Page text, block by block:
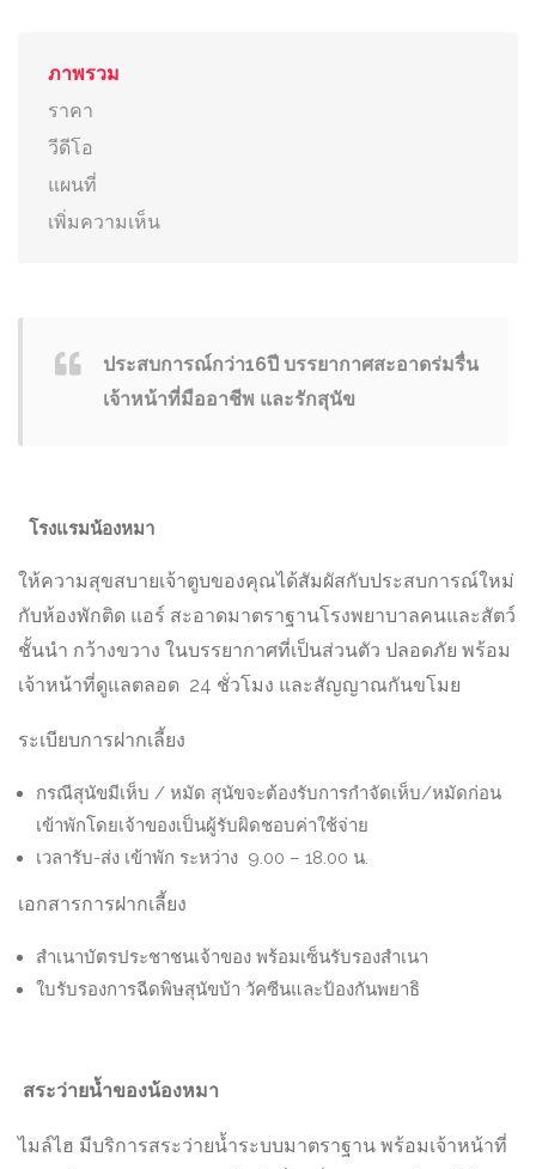
ภาพรวม
ราคา
วีดีโอ
แผนที่
เพิ่มความเห็น
ประสบการณ์กว่า16ปี บรรยากาศสะอาดร่มรื่น
เจ้าหน้าที่มืออาชีพ และรักสุนัข
โรงแรมน้องหมา
ให้ความสุขสบายเจ้าตูบของคุณได้สัมผัสกับประสบการณ์ใหม่
กับห้องพักติด แอร์ สะอาดมาตราฐานโรงพยาบาลคนและสัตว์
ชั้นนำ กว้างขวาง ในบรรยากาศที่เป็นส่วนตัว ปลอดภัย พร้อม
เจ้าหน้าที่ดูแลตลอด 24 ชั่วโมง และสัญญาณกันขโมย
ระเบียบการฝากเลี้ยง
กรณีสุนัขมีเห็บ / หมัด สุนัขจะต้องรับการกำจัดเห็บ/หมัดก่อน
เข้าพักโดยเจ้าของเป็นผู้รับผิดชอบค่าใช้จ่าย
เวลารับ-ส่ง เข้าพัก ระหว่าง 9.00 – 18.00 น.
เอกสารการฝากเลี้ยง
สำเนาบัตรประชาชนเจ้าของ พร้อมเซ็นรับรองสำเนา
ใบรับรองการฉีดพิษสุนัขบ้า วัคซีนและป้องกันพยาธิ
สระว่ายน้ำของน้องหมา
ไมล์ไฮ มีบริการสระว่ายน้ำระบบมาตราฐาน พร้อมเจ้าหน้าที่